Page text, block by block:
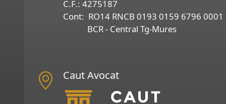
C.F.: 4275187
Cont: RO14 RNCB 0193 0159 6796 0001
BCR - Central Tg-Mures
Caut Avocat